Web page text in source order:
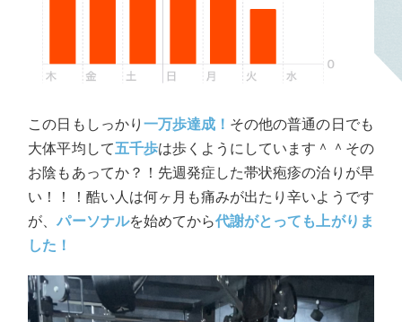
この日もしっかり 一万歩達成！ その他の普通の日でも
大体平均して五千歩は歩くようにしています＾＾その
お陰もあってか？！先週発症した帯状疱疹の治りが早
い！！！酷い人は何ヶ月も痛みが出たり辛いようです
が、パーソナルを始めてから代謝がとっても上がりま
した！